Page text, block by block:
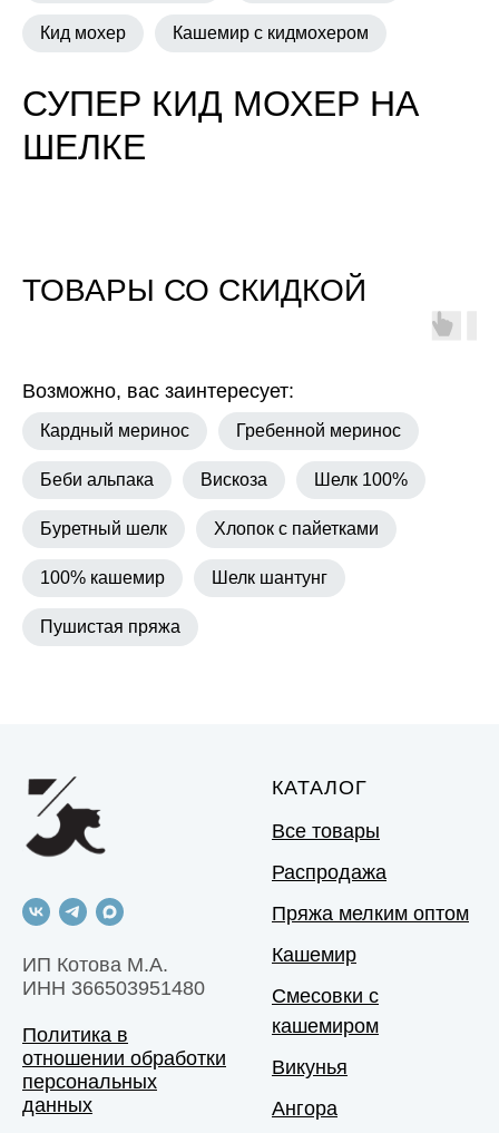
Кид мохер Кашемир с кидмохером
СУПЕР КИД МОХЕР НА
ШЕЛКЕ
ТОВАРЫ СО СКИДКОЙ
Возможно, вас заинтересует:
Кардный меринос Гребенной меринос
Беби альпака Вискоза Шелк 100%
Буретный шелк Хлопок с пайетками
100% кашемир Шелк шантунг
Пушистая пряжа
ИП Котова М.А.
ИНН 366503951480
Политика в
отношении обработки
персональных
данных
КАТАЛОГ
Все товары
Распродажа
Пряжа мелким оптом
Кашемир
Смесовки с
кашемиром
Викунья
Ангора